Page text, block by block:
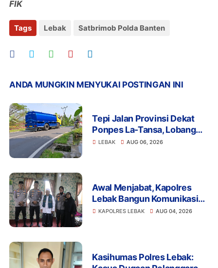
FIK
Tags Lebak Satbrimob Polda Banten
ANDA MUNGKIN MENYUKAI POSTINGAN INI
Tepi Jalan Provinsi Dekat
Ponpes La-Tansa, Lobang
Pengambilan Air Ancam
LEBAK AUG 06, 2026
Awal Menjabat, Kapolres
Lebak Bangun Komunikasi
dengan Ulama demi
KAPOLRES LEBAK AUG 04, 2026
Kasihumas Polres Lebak: